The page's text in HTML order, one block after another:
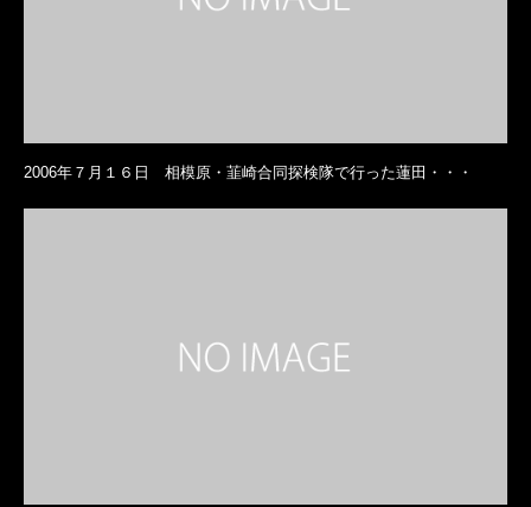
2006年７月１６日 相模原・韮崎合同探検隊で行った蓮田・・・